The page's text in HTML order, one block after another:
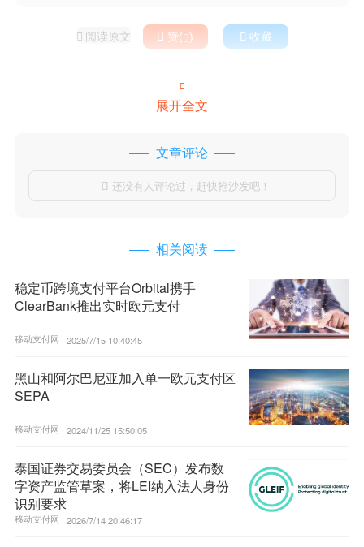
 阅读原文  赞()  收藏

展开全文
文章评论
 还没有人评论过，赶快抢沙发吧！
相关阅读
稳定币跨境支付平台Orbital携手
ClearBank推出实时欧元支付
移动支付网 | 2025/7/15 10:40:45
黑山和阿尔巴尼亚加入单一欧元支付区
SEPA
移动支付网 | 2024/11/25 15:50:05
泰国证券交易委员会（SEC）发布数
字资产监管草案，将LEI纳入法人身份
识别要求
移动支付网 | 2026/7/14 20:46:17